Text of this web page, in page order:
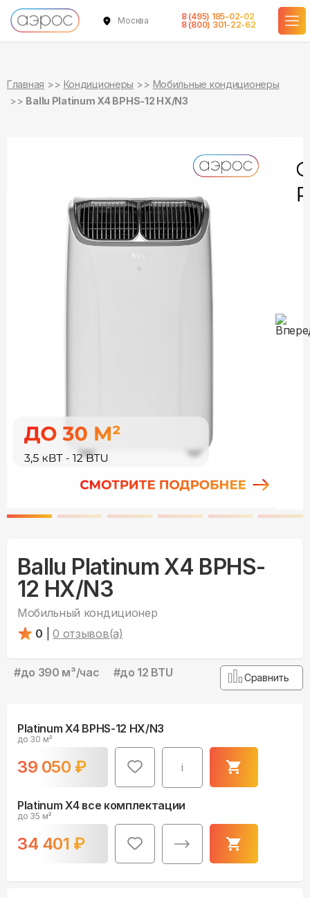
Москва
8 (495) 185-02-02
8 (800) 301-22-62
Главная Кондиционеры
Мобильные кондиционеры
Ballu Platinum X4 BPHS-12 HX/N3
Ballu Platinum X4 BPHS-
12 HX/N3
Мобильный кондиционер
0
0 отзывов(а)
#до 390 м³/чаc #до 12 BTU Сравнить
Platinum X4 BPHS-12 HX/N3
до 30 м²
39 050 ₽ i
в наличии
Platinum X4 все комплектации
до 35 м²
34 401 ₽
в наличии